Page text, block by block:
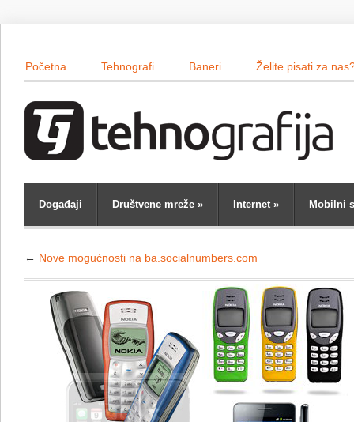
Početna Tehnografi Baneri Želite pisati za
Događaji Društvene mreže » Internet» Mobilni
← Nove mogućnosti na ba.socialnumbers.com